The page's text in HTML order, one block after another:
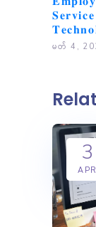
𝐒𝐞𝐫𝐯𝐢𝐜𝐞
မတ် 4,
3
APR